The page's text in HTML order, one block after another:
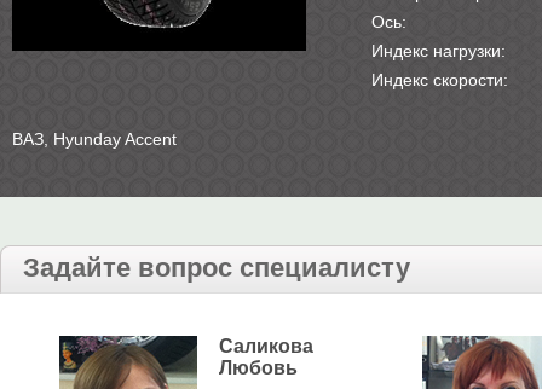
Ось:
Индекс нагрузки:
Индекс скорости:
ВАЗ, Hyunday Accent
Задайте вопрос специалисту
Саликова
Любовь